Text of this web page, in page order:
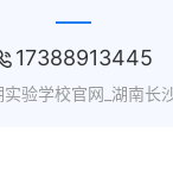
17388913445